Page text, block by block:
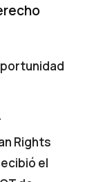
Rights
el